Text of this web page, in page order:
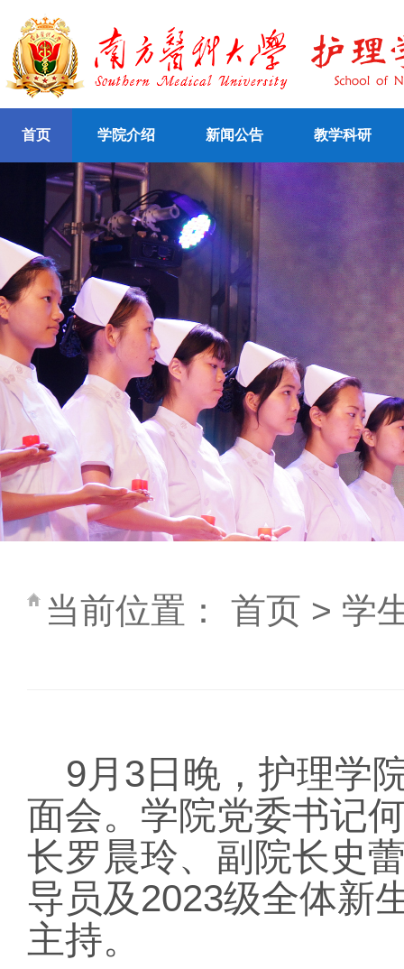
首页 学院介绍 新闻公告 教学科研
合作交流 社会服务 专业认证 网
络
教
学院简介 学院机构 全日制教学
本科生招生 研究生招生 自考、成人招生
认证知识 认证文件 认证动态 他山之石
专题学习网站 精品课程 资源库 网络课程 双语教学网站
当前位置： 首页 > 学
9月 3 日晚，护理学
面会。学院党委书记
长罗晨玲、副院长史
导员及 2023级全体新
主持。